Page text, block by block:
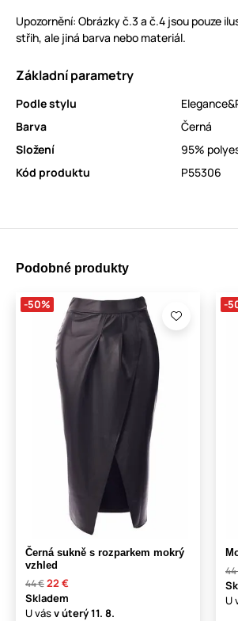
Upozornění: Obrázky č.3 a č.4 jsou pouze
střih, ale jiná barva nebo materiál.
Základní parametry
Podle stylu
Barva
Černá
Složení
95%
Kód produktu
P55306
Podobné produkty
-50%
Černá sukně s rozparkem mokrý
vzhled
44 €22 €
Skladem
U vásv úterý11. 8.
-
U